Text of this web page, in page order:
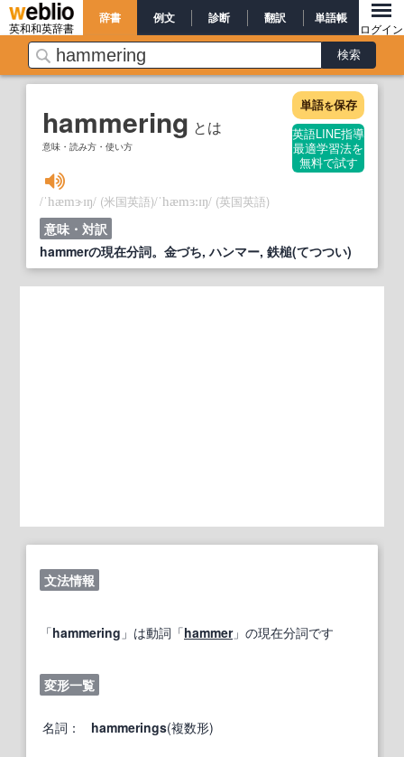
英和和英辞書
辞書 例文 診断 翻訳 単語帳
ログイン
hammering とは
意味・読み方・使い方
単語を保存
英語LINE指導
最適学習法を
無料で試す
/ˈhæmɝɪŋ/ (米国英語)/ˈhæmɜ:ɪŋ/ (英国英語)
意味・対訳
hammerの現在分詞。金づち, ハンマー, 鉄槌(てつつい)
文法情報
「hammering 」は動詞「hammer」の現在分詞です
変形一覧
名詞： hammerings(複数形)